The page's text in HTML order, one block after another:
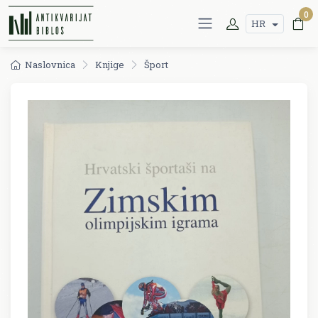
HR
0
Naslovnica Knjige Šport